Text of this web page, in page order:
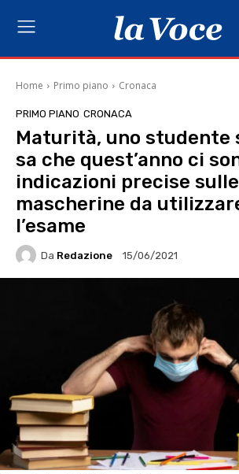
Home Primo piano Cronaca
PRIMO PIANO CRONACA
Maturità, uno studente
sa che quest’anno ci
indicazioni precise sulle
mascherine da
l’esame
Da Redazione 15/06/2021